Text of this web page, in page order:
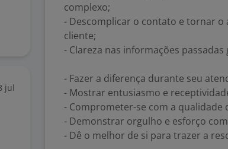
jul
complexo;
- Descomplicar o contato e tornar
cliente;
- Clareza nas informações
- Fazer a diferença durante seu
- Mostrar entusiasmo e
- Comprometer-se com a
- Demonstrar orgulho e esforço
- Dê o melhor de si para trazer a